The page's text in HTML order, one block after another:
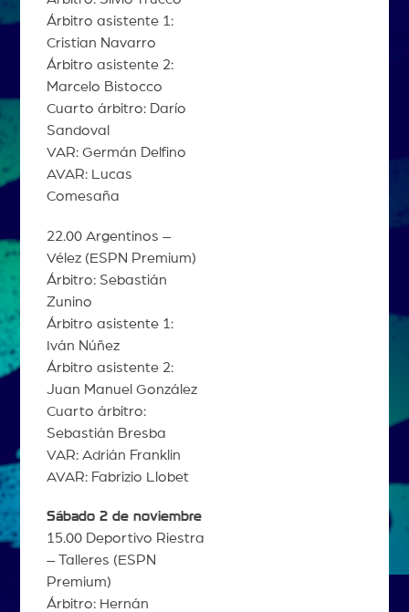
Árbitro asistente 1:
Cristian Navarro
Árbitro asistente 2:
Marcelo Bistocco
Cuarto árbitro: Darío
Sandoval
VAR: Germán Delfino
AVAR: Lucas
Comesaña
22.00 Argentinos –
Vélez (ESPN Premium)
Árbitro: Sebastián
Zunino
Árbitro asistente 1:
Iván Núñez
Árbitro asistente 2:
Juan Manuel González
Cuarto árbitro:
Sebastián Bresba
VAR: Adrián Franklin
AVAR: Fabrizio Llobet
Sábado 2 de noviembre
15.00 Deportivo Riestra
– Talleres (ESPN
Premium)
Árbitro: Hernán